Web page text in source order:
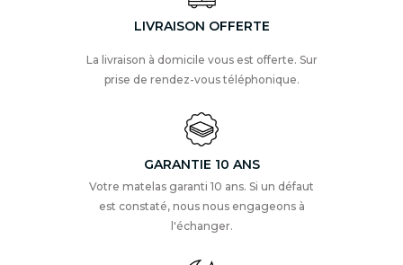
LIVRAISON OFFERTE
La livraison à domicile vous est offerte. Sur
prise de rendez-vous téléphonique.
GARANTIE 10 ANS
Votre matelas garanti 10 ans. Si un défaut
est constaté, nous nous engageons à
l'échanger.